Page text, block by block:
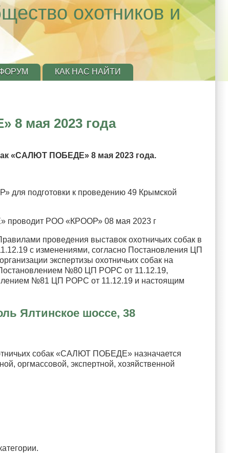
охотников и
КАК НАС НАЙТИ
8 мая 2023 года
«САЛЮТ ПОБЕДЕ» 8 мая 2023 года.
для подготовки к проведению 49 Крымской
проводит РОО «КРООР» 08 мая 2023 г
проведения выставок охотничьих собак в
с изменениями, согласно Постановления ЦП
экспертизы охотничьих собак на
№80 ЦП РОРС от 11.12.19,
№81 ЦП РОРС от 11.12.19 и настоящим
Ялтинское шоссе, 38
собак «САЛЮТ ПОБЕДЕ» назначается
оргмассовой, экспертной, хозяйственной